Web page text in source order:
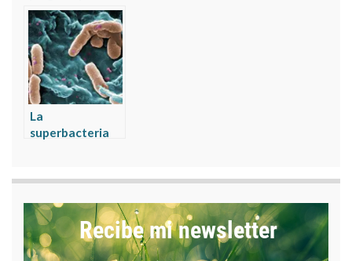
actuar como
antibiótico
natural
La
superbacteria
pseudomona